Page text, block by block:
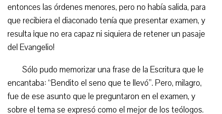
entonces las órdenes menores, pero no había salida, para
que recibiera el diaconado tenía que presentar examen, y
resulta ¡que no era capaz ni siquiera de retener un pasaje
del Evangelio!
Sólo pudo memorizar una frase de la Escritura que le
encantaba: “Bendito el seno que te llevó”. Pero, milagro,
fue de ese asunto que le preguntaron en el examen, y
sobre el tema se expresó como el mejor de los teólogos.